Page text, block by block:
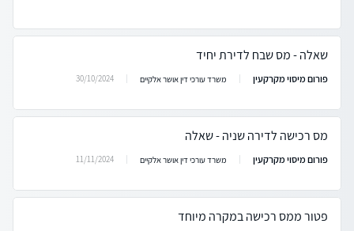
שאלה - מס שבח לדירת יחיד
פורום מיסוי מקרקעין משרד עורכי דין אושר אלקיים 30/10/2024
מס רכישה לדירה שניה - שאלה
פורום מיסוי מקרקעין משרד עורכי דין אושר אלקיים 11/11/2024
פטור ממס רכישה במקרה מיוחד